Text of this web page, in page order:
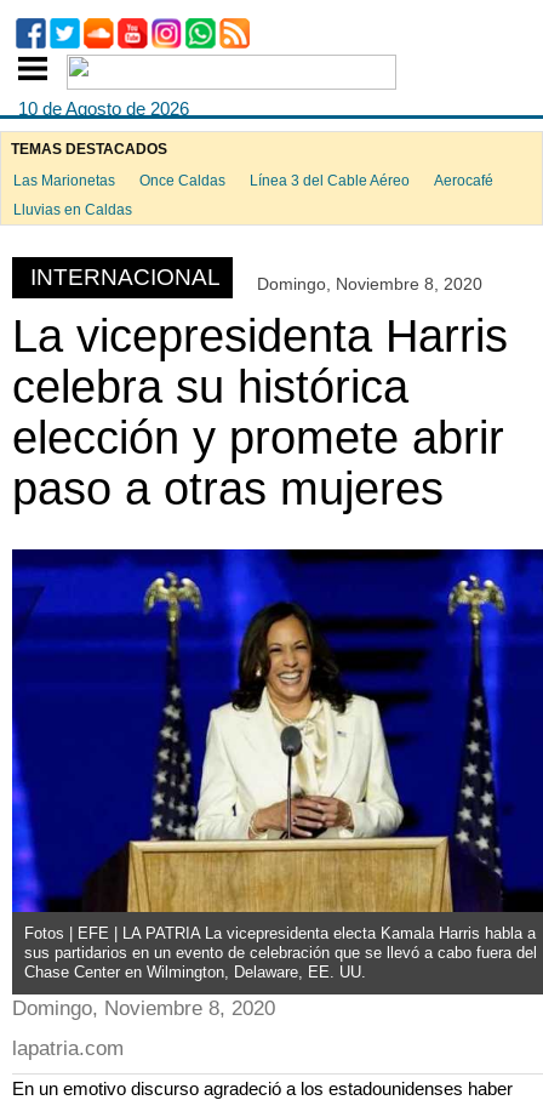
10 de Agosto de 2026
TEMAS DESTACADOS
Las Marionetas
Once Caldas Línea 3 del Cable Aéreo
Aerocafé
Lluvias en Caldas
INTERNACIONAL Domingo, Noviembre 8, 2020
La vicepresidenta Harris
celebra su histórica
elección y promete abrir
paso a otras mujeres
Fotos | EFE | LA PATRIA La vicepresidenta electa Kamala Harris habla a
sus partidarios en un evento de celebración que se llevó a cabo fuera del
Chase Center en Wilmington, Delaware, EE. UU.
Domingo, Noviembre 8, 2020
lapatria.com
En un emotivo discurso agradeció a los estadounidenses haber